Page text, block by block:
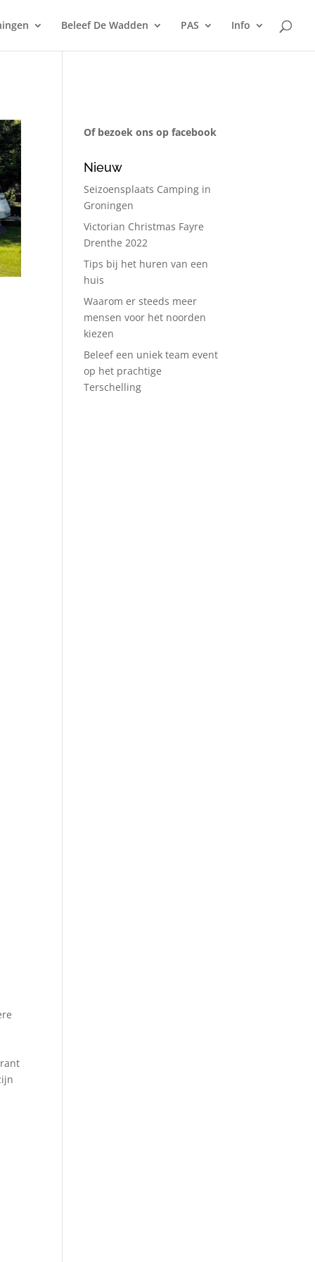
Beleef De Wadden PAS Info
Of bezoek ons op facebook
Nieuw
Seizoensplaats Camping in
Groningen
Victorian Christmas Fayre
Drenthe 2022
Tips bij het huren van een
huis
Waarom er steeds meer
mensen voor het noorden
kiezen
Beleef een uniek team event
op het prachtige
Terschelling